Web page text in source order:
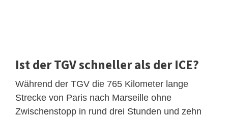
Ist der TGV schneller als der ICE?
Während der TGV die 765 Kilometer lange
Strecke von Paris nach Marseille ohne
Zwischenstopp in rund drei Stunden und zehn